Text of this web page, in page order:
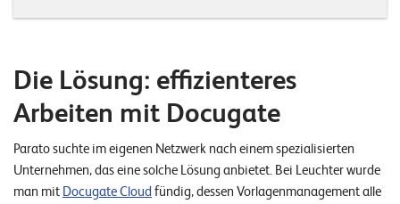
w
s
E
v
Die Lösung: effizienteres
Arbeiten mit Docugate
Parato suchte im eigenen Netzwerk nach einem spezialisierten
Unternehmen, das eine solche Lösung anbietet. Bei Leuchter wurde
man mit Docugate Cloud fündig, dessen Vorlagenmanagement alle